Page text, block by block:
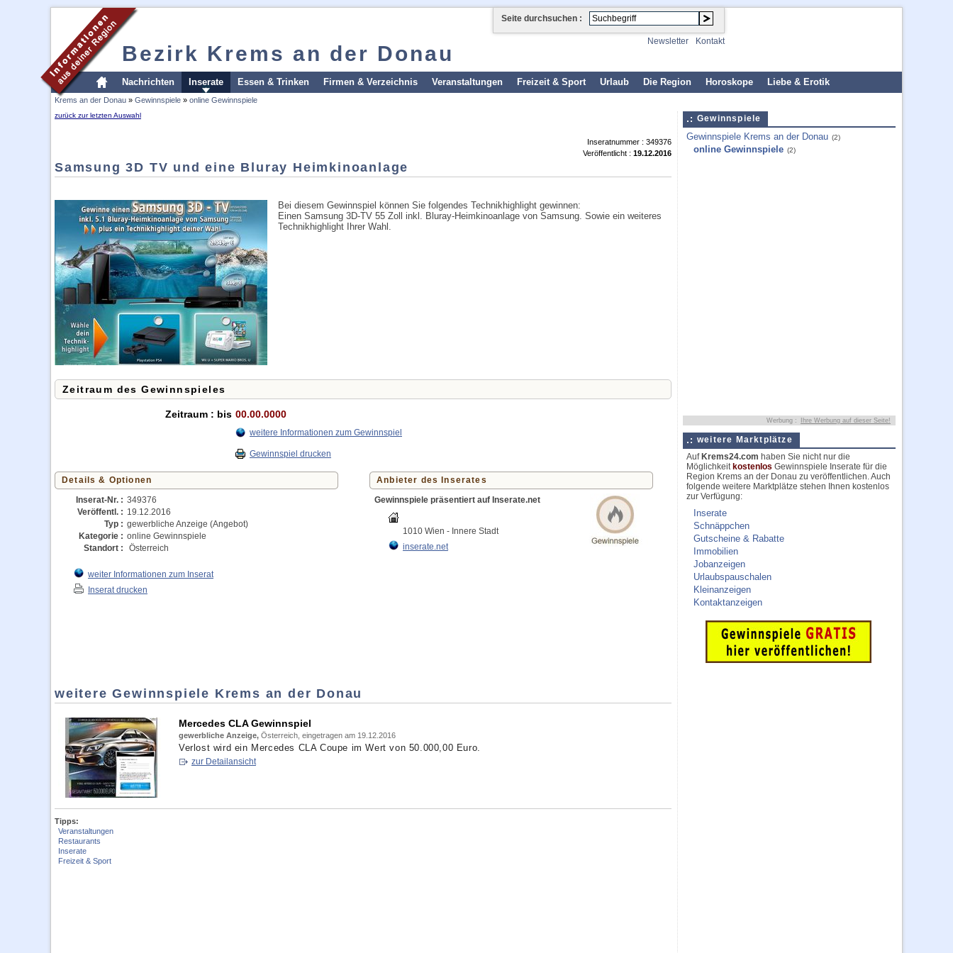
Bezirk Krems an der Donau
Seite durchsuchen :
Newsletter Kontakt
Nachrichten Inserate Essen & Trinken Firmen & Verzeichnis Veranstaltungen Freizeit & Sport Urlaub Die Region Horoskope Liebe & Erotik
Krems an der Donau » Gewinnspiele » online Gewinnspiele
zurück zur letzten Auswahl
Inseratnummer : 349376
Veröffentlicht : 19.12.2016
Samsung 3D TV und eine Bluray Heimkinoanlage
Bei diesem Gewinnspiel können Sie folgendes Technikhighlight gewinnen:
Einen Samsung 3D-TV 55 Zoll inkl. Bluray-Heimkinoanlage von Samsung. Sowie ein weiteres
Technikhighlight Ihrer Wahl.
Zeitraum des Gewinnspieles
Zeitraum : bis 00.00.0000
weitere Informationen zum Gewinnspiel
Gewinnspiel drucken
Details & Optionen
Inserat-Nr. : 349376
Veröffentl. : 19.12.2016
Typ : gewerbliche Anzeige (Angebot)
Kategorie : online Gewinnspiele
Standort :
Österreich
weiter Informationen zum Inserat
Inserat drucken
Anbieter des Inserates
Gewinnspiele präsentiert auf Inserate.net
1010 Wien - Innere Stadt
inserate.net
weitere Gewinnspiele Krems an der Donau
Mercedes CLA Gewinnspiel
gewerbliche Anzeige, Österreich, eingetragen am 19.12.2016
Verlost wird ein Mercedes CLA Coupe im Wert von 50.000,00 Euro.
zur Detailansicht
Tipps:
Veranstaltungen
Restaurants
Inserate
Freizeit & Sport
Gewinnspiele
Gewinnspiele Krems an der Donau (2)
online Gewinnspiele (2)
Werbung : Ihre Werbung auf dieser Seite!
weitere Marktplätze
Auf Krems24.com haben Sie nicht nur die
Möglichkeit kostenlos Gewinnspiele Inserate für die
Region Krems an der Donau zu veröffentlichen. Auch
folgende weitere Marktplätze stehen Ihnen kostenlos
zur Verfügung:
Inserate
Schnäppchen
Gutscheine & Rabatte
Immobilien
Jobanzeigen
Urlaubspauschalen
Kleinanzeigen
Kontaktanzeigen